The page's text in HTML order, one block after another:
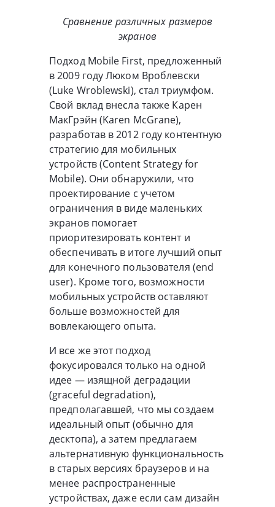
Сравнение различных размеров
экранов
Подход Mobile First, предложенный
в 2009 году Люком Вроблевски
(Luke Wroblewski), стал триумфом.
Свой вклад внесла также Карен
МакГрэйн (Karen McGrane),
разработав в 2012 году контентную
стратегию для мобильных
устройств (Content Strategy for
Mobile). Они обнаружили, что
проектирование с учетом
ограничения в виде маленьких
экранов помогает
приоритезировать контент и
обеспечивать в итоге лучший опыт
для конечного пользователя (end
user). Кроме того, возможности
мобильных устройств оставляют
больше возможностей для
вовлекающего опыта.
И все же этот подход
фокусировался только на одной
идее — изящной деградации
(graceful degradation),
предполагавшей, что мы создаем
идеальный опыт (обычно для
десктопа), а затем предлагаем
альтернативную функциональность
в старых версиях браузеров и на
менее распространенные
устройствах, даже если сам дизайн